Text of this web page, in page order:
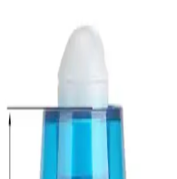
Nedenleri
sensörler, yazılım ve
fiyatlı modeller ve
sunar.
Etkisi ve
Zorluklar